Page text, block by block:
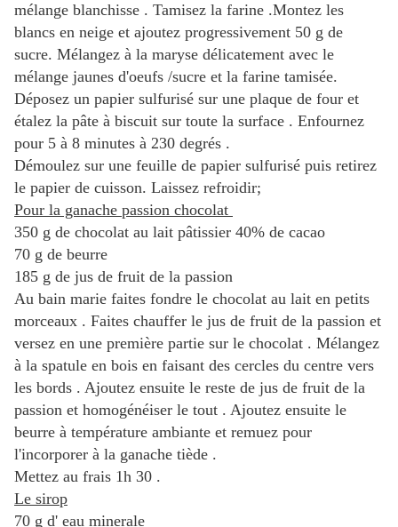
mélange blanchisse . Tamisez la farine .Montez les
blancs en neige et ajoutez progressivement 50 g de
sucre. Mélangez à la maryse délicatement avec le
mélange jaunes d'oeufs /sucre et la farine tamisée.
Déposez un papier sulfurisé sur une plaque de four et
étalez la pâte à biscuit sur toute la surface . Enfournez
pour 5 à 8 minutes à 230 degrés .
Démoulez sur une feuille de papier sulfurisé puis retirez
le papier de cuisson. Laissez refroidir;
Pour la ganache passion chocolat
350 g de chocolat au lait pâtissier 40% de cacao
70 g de beurre
185 g de jus de fruit de la passion
Au bain marie faites fondre le chocolat au lait en petits
morceaux . Faites chauffer le jus de fruit de la passion et
versez en une première partie sur le chocolat . Mélangez
à la spatule en bois en faisant des cercles du centre vers
les bords . Ajoutez ensuite le reste de jus de fruit de la
passion et homogénéiser le tout . Ajoutez ensuite le
beurre à température ambiante et remuez pour
l'incorporer à la ganache tiède .
Mettez au frais 1h 30 .
Le sirop
70 g d' eau minerale